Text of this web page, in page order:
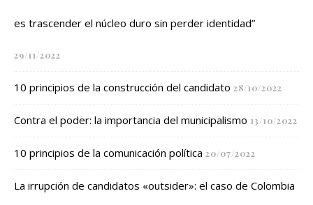
es trascender el núcleo duro sin perder identidad”
29/11/2022
10 principios de la construcción del candidato 28/10/2022
Contra el poder: la importancia del municipalismo 13/10/2022
10 principios de la comunicación política 20/07/2022
La irrupción de candidatos «outsider»: el caso de Colombia